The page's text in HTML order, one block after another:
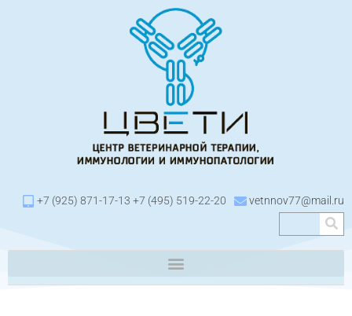
+7 (925) 871-17-13 +7 (495) 519-22-20 vetnnov77@mail.ru